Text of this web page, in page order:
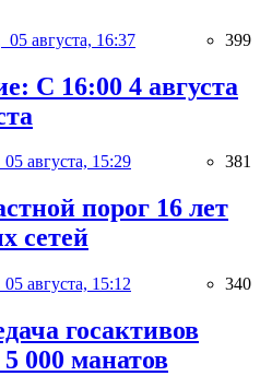
05 августа, 16:37 399
С 16:00 4 августа
05 августа, 15:29 381
порог 16 лет
сетей
05 августа, 15:12 340
госактивов
000 манатов